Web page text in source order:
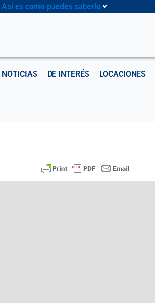
Así es como puedes saberlo
NOTICIAS DE INTERÉS LOCACIONES